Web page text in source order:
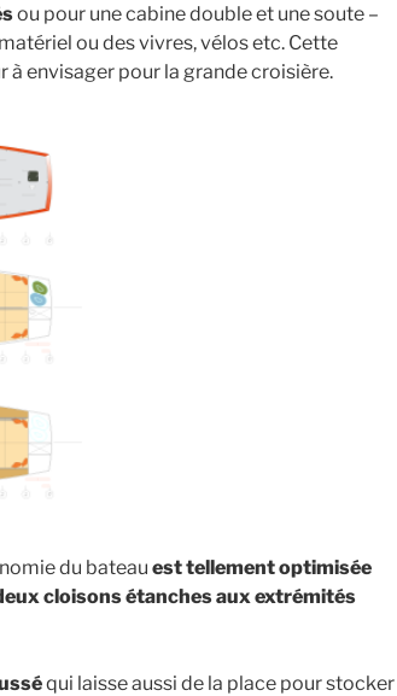
ou pour une cabine double et une soute –
ou des vivres, vélos etc. Cette
à envisager pour la grande croisière.
du bateau est tellement optimisée
cloisons étanches aux extrémités
qui laisse aussi de la place pour stocker